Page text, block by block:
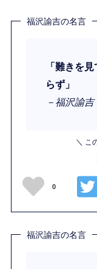
福沢諭吉の名言
「難きを
らず」
－福沢諭吉
＼ こ
0
福沢諭吉の名言